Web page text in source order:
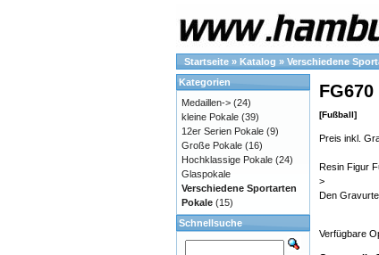
Startseite » Katalog » Verschiedene
FG670
[Fußball]
Preis inkl.
Resin Figur
>
Den
Verfügbare
Kategorien
Medaillen-> (24)
kleine Pokale (39)
12er Serien Pokale (9)
Große Pokale (16)
Hochklassige Pokale (24)
Glaspokale
Verschiedene Sportarten
Pokale (15)
Schnellsuche